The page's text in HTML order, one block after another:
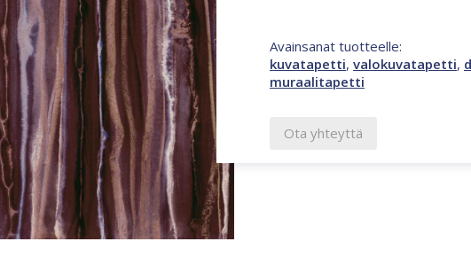
Avainsanat tuotteelle:
kuvatapetti, valokuvatapetti,
muraalitapetti
Ota yhteyttä